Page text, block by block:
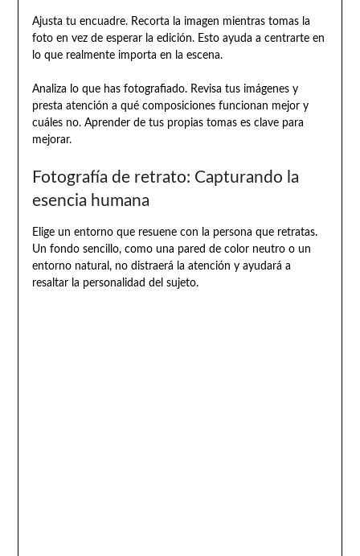
Ajusta tu encuadre. Recorta la imagen mientras tomas la
foto en vez de esperar la edición. Esto ayuda a centrarte en
lo que realmente importa en la escena.
Analiza lo que has fotografiado. Revisa tus imágenes y
presta atención a qué composiciones funcionan mejor y
cuáles no. Aprender de tus propias tomas es clave para
mejorar.
Fotografía de retrato: Capturando la
esencia humana
Elige un entorno que resuene con la persona que retratas.
Un fondo sencillo, como una pared de color neutro o un
entorno natural, no distraerá la atención y ayudará a
resaltar la personalidad del sujeto.